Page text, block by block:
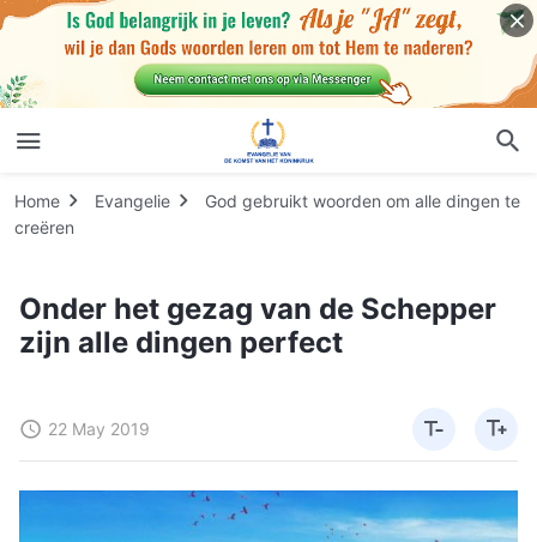
Home Evangelie
God gebruikt woorden om alle dingen te
creëren
Onder het gezag van de Schepper
zijn alle dingen perfect
22 May 2019